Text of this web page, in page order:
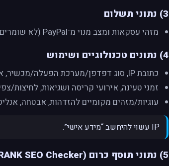
3) נתוני תשלום
מזהי עסקאות ומצב מנוי מ־PayPal (לא שומרים פרטי כרטיס אשראי אצלנו).
4) נתונים טכנולוגיים ושימוש
כתובת IP, סוג דפדפן/מערכת הפעלה/מכשיר, אזור זמן, שפה, רזולוציה.
זמני טעינה, אירועי קריסה ושגיאות, לחיצות/
עוגיות/מזהים מקומיים להזדהות, אבטחה,
IP עשוי להיחשב “מידע אישי”.
5) נתוני תוסף כרום (K-RANK SEO Checker)